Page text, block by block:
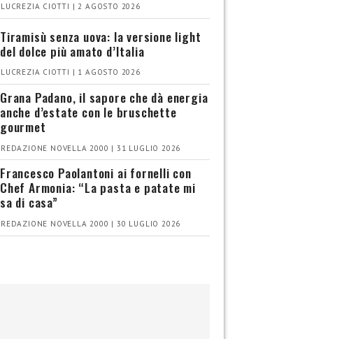
LUCREZIA CIOTTI | 2 AGOSTO 2026
Tiramisù senza uova: la versione light
del dolce più amato d’Italia
LUCREZIA CIOTTI | 1 AGOSTO 2026
Grana Padano, il sapore che dà energia
anche d’estate con le bruschette
gourmet
REDAZIONE NOVELLA 2000 | 31 LUGLIO 2026
Francesco Paolantoni ai fornelli con
Chef Armonia: “La pasta e patate mi
sa di casa”
REDAZIONE NOVELLA 2000 | 30 LUGLIO 2026